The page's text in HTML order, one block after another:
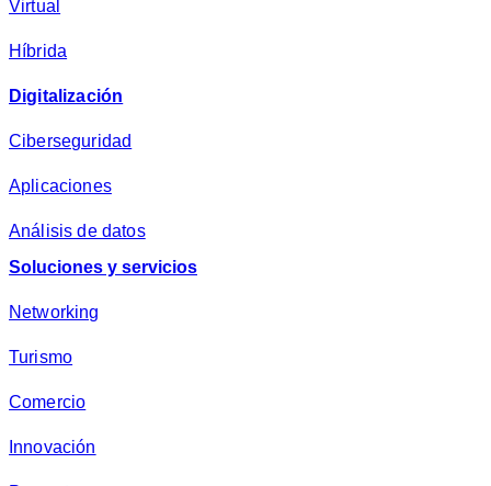
*
Virtual
Híbrida
Digitalización
Ciberseguridad
Aplicaciones
Análisis de datos
Soluciones y servicios
Networking
Turismo
Comercio
Innovación